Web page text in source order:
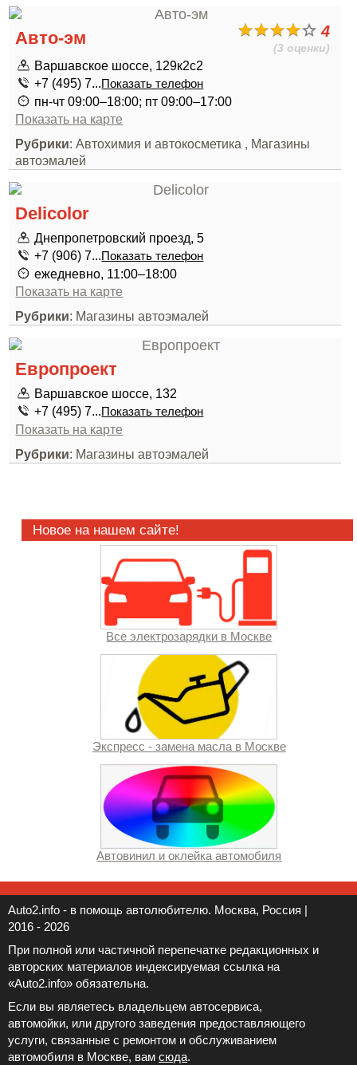
4
(3 оценки)
Авто-эм
Варшавское шоссе, 129к2с2
+7 (495) 7...Показать телефон
пн-чт 09:00–18:00; пт 09:00–17:00
Показать на карте
Рубрики: Автохимия и автокосметика , Магазины
автоэмалей
Delicolor
Днепропетровский проезд, 5
+7 (906) 7...Показать телефон
ежедневно, 11:00–18:00
Показать на карте
Рубрики: Магазины автоэмалей
Европроект
Варшавское шоссе, 132
+7 (495) 7...Показать телефон
Показать на карте
Рубрики: Магазины автоэмалей
Новое на нашем сайте!
Все электрозарядки в Москве
Экспресс - замена масла в Москве
Автовинил и оклейка автомобиля
Auto2.info - в помощь автолюбителю. Москва, Россия |
2016 - 2026
При полной или частичной перепечатке редакционных и
авторских материалов индексируемая ссылка на
«Auto2.info» обязательна.
Если вы являетесь владельцем автосервиса,
автомойки, или другого заведения предоставляющего
услуги, связанные с ремонтом и обслуживанием
автомобиля в Москве, вам сюда.